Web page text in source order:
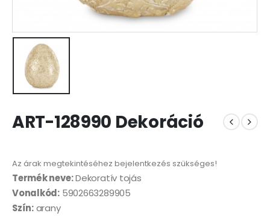
ART-128990 Dekoráció
Az árak megtekintéséhez bejelentkezés szükséges!
Termék neve:Dekoratív tojás
Vonalkód: 5902663289905
Szín:arany